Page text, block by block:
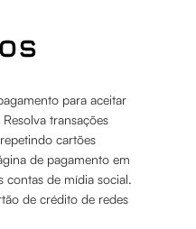
para aceitar
transações
cartões
de pagamento em
contas de mídia social.
de crédito de redes